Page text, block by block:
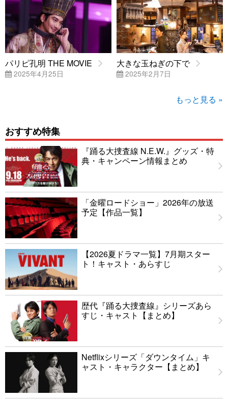
パリピ孔明 THE MOVIE
2025年4月25日
大きな玉ねぎの下で
2025年2月7日
もっと見る »
おすすめ特集
『踊る大捜査線 N.E.W.』グッズ・特
典・キャンペーン情報まとめ
「金曜ロードショー」2026年の放送
予定【作品一覧】
【2026夏ドラマ一覧】7月期スター
ト！キャスト・あらすじ
歴代『踊る大捜査線』シリーズあら
すじ・キャスト【まとめ】
Netflixシリーズ「ダウンタイム」キ
ャスト・キャラクター【まとめ】